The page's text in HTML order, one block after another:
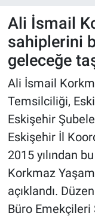
Ali İsmail
sahiplerini
geleceğe
Ali İsmail
Temsilciliği,
Eskişehir
Eskişehir İl
2015 yılından
Korkmaz
açıklandı.
Büro Emekçileri
Yerel
Magazin
Bilim ve